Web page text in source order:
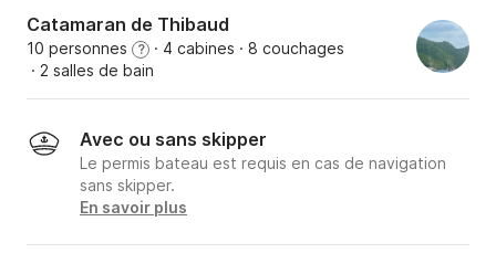
Catamaran de Thibaud
10 personnes ? · 4 cabines · 8 couchages
· 2 salles de bain
Avec ou sans skipper
Le permis bateau est requis en cas de navigation
sans skipper.
En savoir plus